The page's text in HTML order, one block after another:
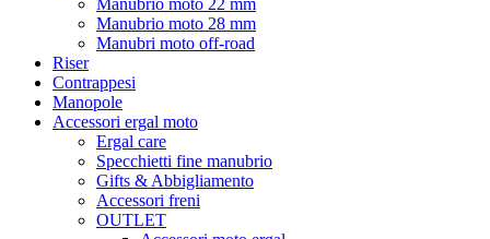
Manubrio moto 28 mm
Manubri moto off-road
Riser
Contrappesi
Manopole
Accessori ergal moto
Ergal care
Specchietti fine manubrio
Gifts & Abbigliamento
Accessori freni
OUTLET